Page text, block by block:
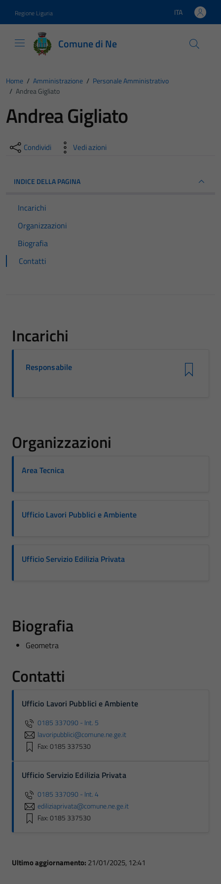
Regione Liguria Lingua attiva:
ITA
Comune di Ne
Home / Amministrazione / Personale Amministrativo
/ Andrea Gigliato
Andrea Gigliato
Condividi Vedi azioni
INDICE DELLA PAGINA
Incarichi
Organizzazioni
Biografia
Contatti
Incarichi
Responsabile
Organizzazioni
Area Tecnica
Ufficio Lavori Pubblici e Ambiente
Ufficio Servizio Edilizia Privata
Biografia
Geometra
Contatti
Ufficio Lavori Pubblici e Ambiente
0185 337090 - Int. 5
lavoripubblici@comune.ne.ge.it
Fax: 0185 337530
Ufficio Servizio Edilizia Privata
0185 337090 - Int. 4
ediliziaprivata@comune.ne.ge.it
Fax: 0185 337530
Ultimo aggiornamento: 21/01/2025, 12:41